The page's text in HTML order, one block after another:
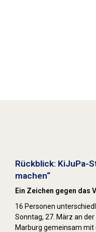
Rückblick: KiJuPa-
machen“
Ein Zeichen gegen das
16 Personen
Sonntag, 27. März an
Marburg gemeinsam